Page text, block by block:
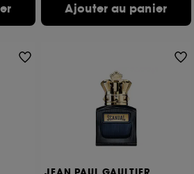
Ajouter au panier